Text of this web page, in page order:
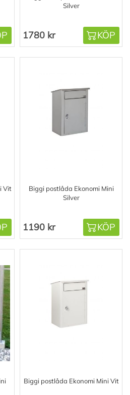
Silver
1780 kr KÖP
Vit
Biggi postlåda Ekonomi Mini
Silver
1190 kr KÖP
Biggi postlåda Ekonomi Mini Vit